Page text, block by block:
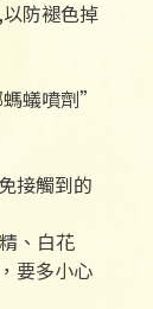
防褪色掉
蟻噴劑”
接觸到的
、白花
要多小心